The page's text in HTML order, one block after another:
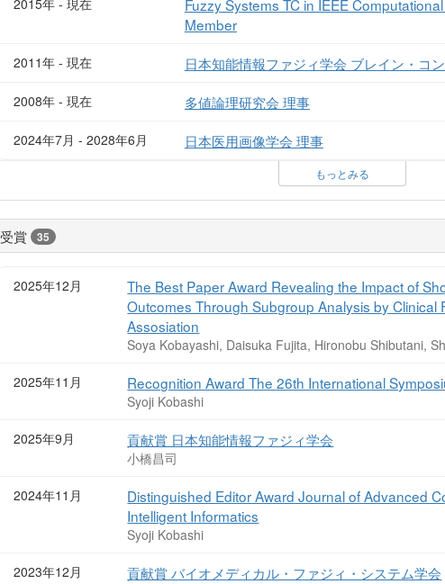
2015年 - 現在
Fuzzy Systems TC in IEEE
Member
2011年 - 現在 日本知能情報ファジィ学会 ブレイン・コ
2008年 - 現在 多値論理研究会 理事
2024年7月 - 2028年6月 日本医用画像学会 理事
もっとみる
受賞 35
2025年12月
The Best Paper Award Revealing the Impact of
Outcomes Through Subgroup Analysis by Clinical
Assosiation
Soya Kobayashi, Daisuka Fujita, Hironobu Shibutani,
2025年11月 Recognition Award The 26th International
Syoji Kobashi
2025年9月 貢献賞 日本知能情報ファジィ学会
小橋昌司
2024年11月
Distinguished Editor Award Journal of Advanced
Intelligent Informatics
Syoji Kobashi
2023年12月 貢献賞 バイオメディカル・ファジィ・システム学会